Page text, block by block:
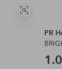
Se
PR